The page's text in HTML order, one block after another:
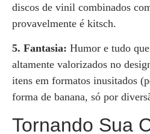
discos de vinil combinados
provavelmente é kitsch.
5. Fantasia: Humor e tudo
altamente valorizados no
itens em formatos inusitados
forma de banana, só por
Tornando Sua